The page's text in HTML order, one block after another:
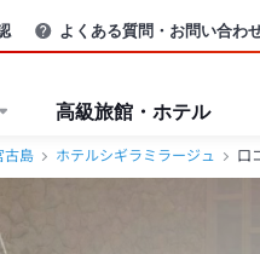
よくある質問・お問い合わ
高級旅館・ホテル
古島 ホテルシギラミラージュ 口